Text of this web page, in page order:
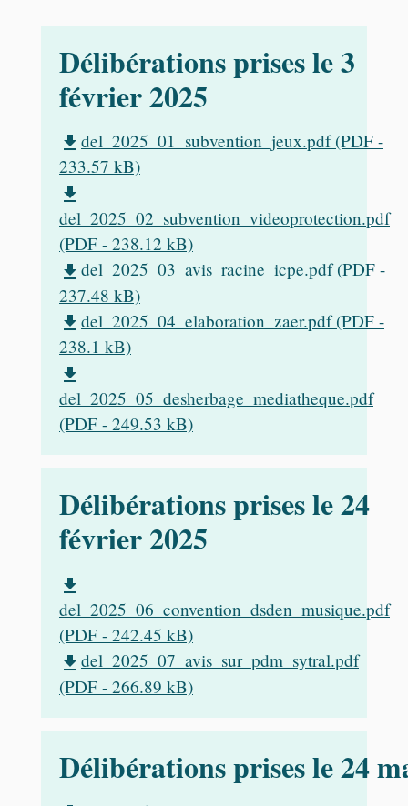
Délibérations prises le 3
février 2025
file_download del_2025_01_subvention_jeux.pdf (PDF -
233.57 kB)
file_download
del_2025_02_subvention_videoprotection.pdf
(PDF - 238.12 kB)
file_download del_2025_03_avis_racine_icpe.pdf (PDF -
237.48 kB)
file_download del_2025_04_elaboration_zaer.pdf (PDF -
238.1 kB)
file_download
del_2025_05_desherbage_mediatheque.pdf
(PDF - 249.53 kB)
Délibérations prises le 24
février 2025
file_download
del_2025_06_convention_dsden_musique.pdf
(PDF - 242.45 kB)
file_download del_2025_07_avis_sur_pdm_sytral.pdf
(PDF - 266.89 kB)
Délibérations prises le 24